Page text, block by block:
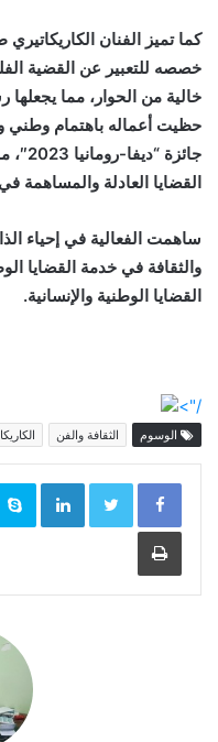
كما تميز الفنان
خصصه للتعبير عن القضية
خالية من الحوار، مما
حظيت أعماله باهتمام وطني
القضايا العادلة والمساهمة
ساهمت الفعالية في إحياء
والثقافة في خدمة القضايا
القضايا الوطنية والإنسانية.
/">
الوسوم الثقافة والفن
طباعة